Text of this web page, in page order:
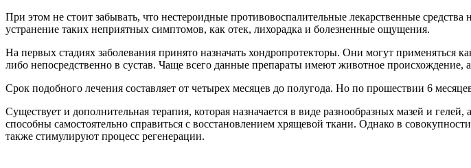
При этом не стоит забывать, что нестероидные противовоспалительные лекарственные
устранение таких неприятных симптомов, как отек, лихорадка и болезненные ощущения.
На первых стадиях заболевания принято назначать хондропротекторы. Они могут
либо непосредственно в сустав. Чаще всего данные препараты имеют животное происхождение,
Срок подобного лечения составляет от четырех месяцев до полугода. Но по прошествии 6
Существует и дополнительная терапия, которая назначается в виде разнообразных мазей и
способны самостоятельно справиться с восстановлением хрящевой ткани. Однако в
также стимулируют процесс регенерации.